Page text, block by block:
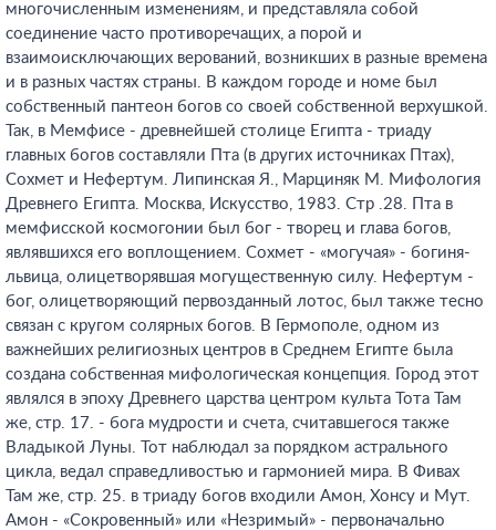
многочисленным изменениям, и представляла собой
соединение часто противоречащих, а порой и
взаимоисключающих верований, возникших в разные времена
и в разных частях страны. В каждом городе и номе был
собственный пантеон богов со своей собственной верхушкой.
Так, в Мемфисе - древнейшей столице Египта - триаду
главных богов составляли Пта (в других источниках Птах),
Сохмет и Нефертум. Липинская Я., Марциняк М. Мифология
Древнего Египта. Москва, Искусство, 1983. Стр .28. Пта в
мемфисской космогонии был бог - творец и глава богов,
являвшихся его воплощением. Сохмет - «могучая» - богиня-
львица, олицетворявшая могущественную силу. Нефертум -
бог, олицетворяющий первозданный лотос, был также тесно
связан с кругом солярных богов. В Гермополе, одном из
важнейших религиозных центров в Среднем Египте была
создана собственная мифологическая концепция. Город этот
являлся в эпоху Древнего царства центром культа Тота Там
же, стр. 17. - бога мудрости и счета, считавшегося также
Владыкой Луны. Тот наблюдал за порядком астрального
цикла, ведал справедливостью и гармонией мира. В Фивах
Там же, стр. 25. в триаду богов входили Амон, Хонсу и Мут.
Амон - «Сокровенный» или «Незримый» - первоначально